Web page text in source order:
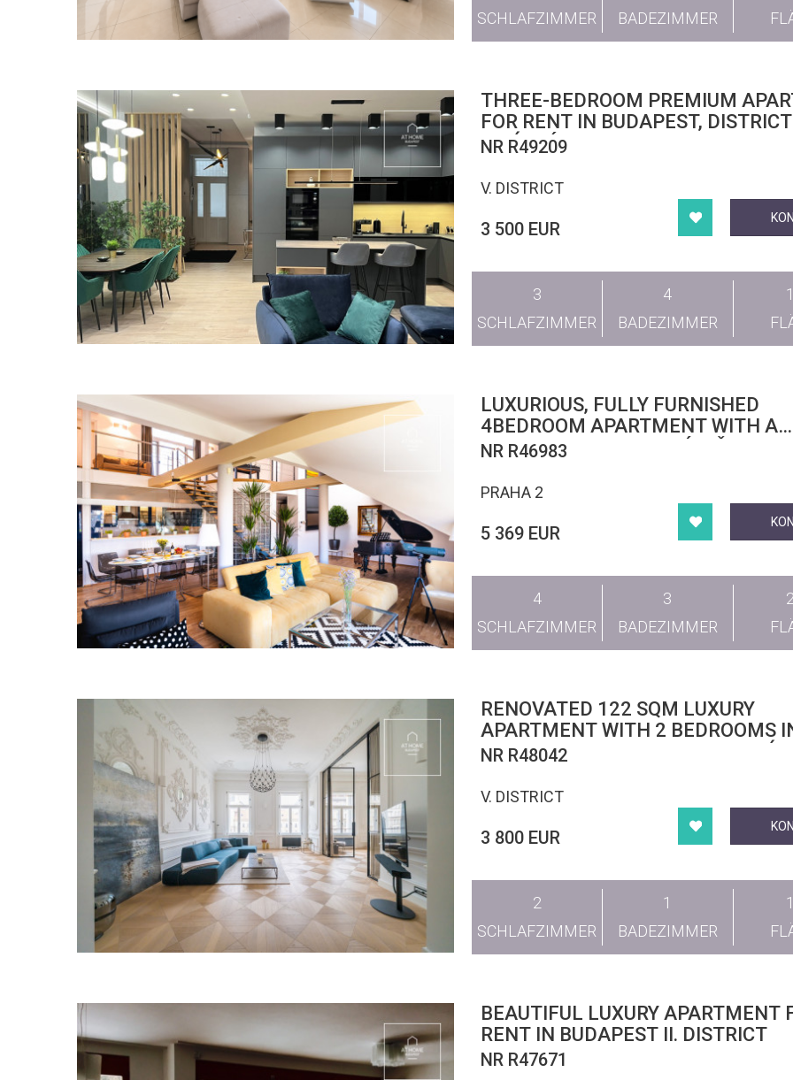
SCHLAFZIMMER
BADEZIMMER
THREE-BEDROOM PREMIUM
FOR RENT IN BUDAPEST,
LIPÓTVÁROS
NR R49209
V. DISTRICT
3 500 EUR
3
SCHLAFZIMMER
4
BADEZIMMER
LUXURIOUS, FULLY FURNISHED
4BEDROOM APARTMENT WITH A
CHARMING VIEW. NOVÉ MĚSTO
NR R46983
PRAHA 2
5 369 EUR
4
SCHLAFZIMMER
3
BADEZIMMER
RENOVATED 122 SQM LUXURY
APARTMENT WITH 2 BEDROOMS
BUDAPEST’S 5TH DISTRICT,
NR R48042
V. DISTRICT
3 800 EUR
2
SCHLAFZIMMER
1
BADEZIMMER
BEAUTIFUL LUXURY APARTMENT
RENT IN BUDAPEST II. DISTRICT
NR R47671